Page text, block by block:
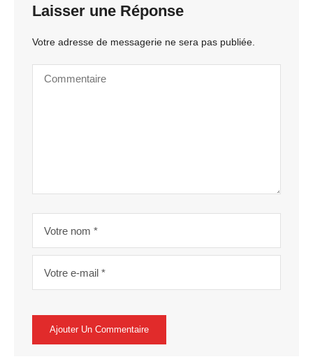
Laisser une Réponse
Votre adresse de messagerie ne sera pas publiée.